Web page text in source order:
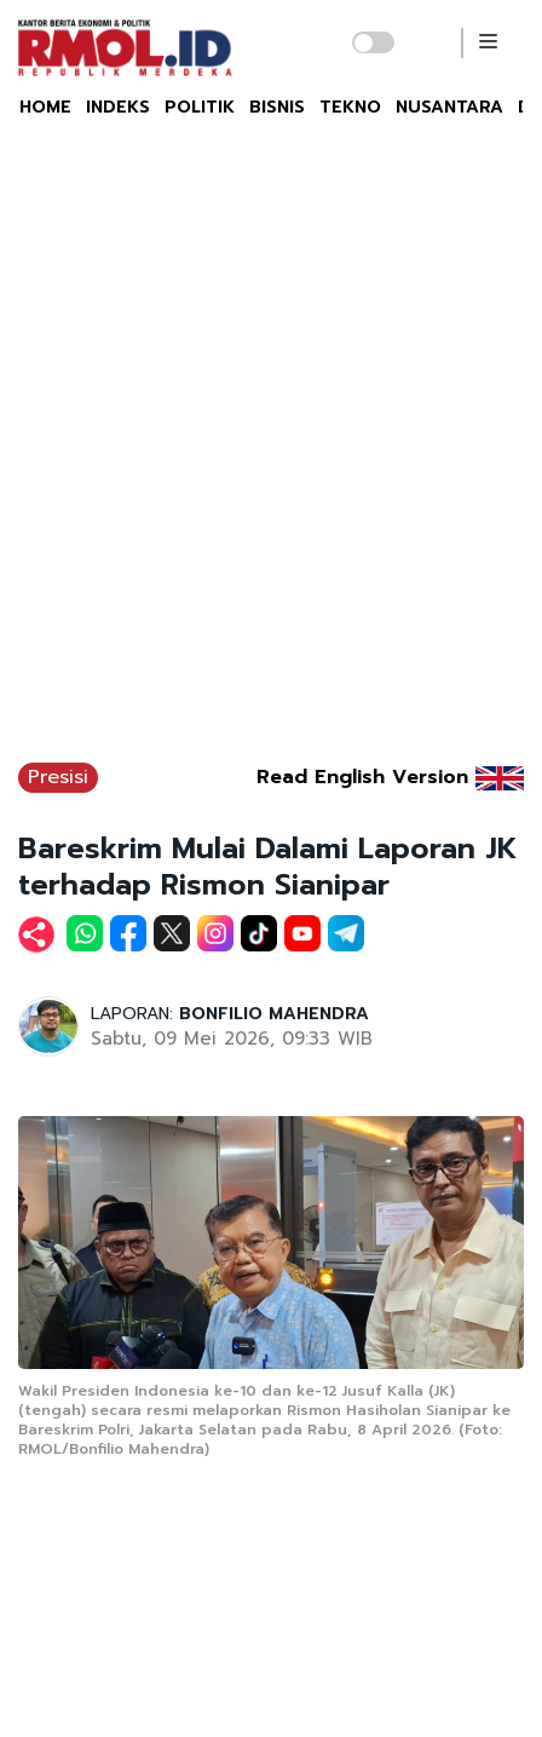
HOME INDEKS POLITIK BISNIS TEKNO NUSANTARA
Presisi Read English Version
Bareskrim Mulai Dalami Laporan JK
terhadap Rismon Sianipar
LAPORAN: BONFILIO MAHENDRA
Sabtu, 09 Mei 2026, 09:33 WIB
Wakil Presiden Indonesia ke-10 dan ke-12 Jusuf Kalla (JK)
(tengah) secara resmi melaporkan Rismon Hasiholan Sianipar ke
Bareskrim Polri, Jakarta Selatan pada Rabu, 8 April 2026. (Foto:
RMOL/Bonfilio Mahendra)